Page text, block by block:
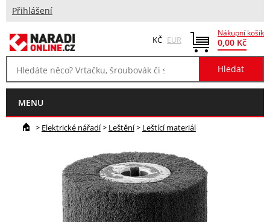
Přihlášení
Nákupní košík
0,00 Kč
KČ EUR
MENU
> Elektrické nářadí> Leštění> Leštící materiál